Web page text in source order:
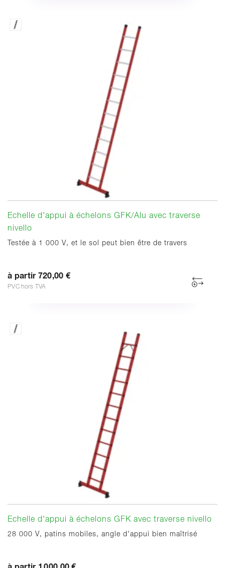
Echelle d'appui à échelons GFK/Alu avec traverse
nivello
Testée à 1 000 V, et le sol peut bien être de travers
à partir 720,00 €
PVC hors TVA
Echelle d'appui à échelons GFK avec traverse nivello
28 000 V, patins mobiles, angle d'appui bien maîtrisé